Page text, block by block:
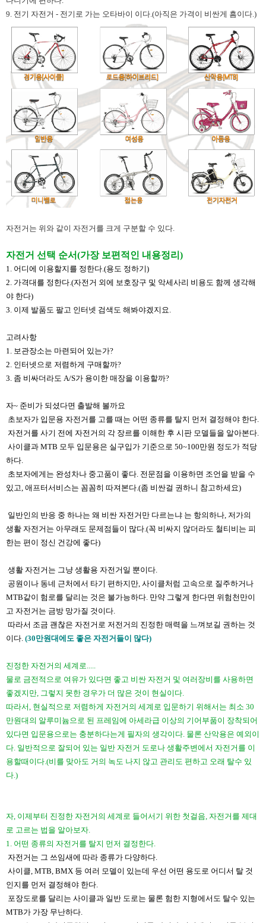
9. 전기 자전거 - 전기로 가는 오타바이 이다.(아직은 가격이 비싼게 흠이다.)
자전거는 위와 같이 자전거를 크게 구분할 수 있다.
자전거 선택 순서(가장 보편적인 내용정리)​
​1. 어디에 이용할지를 정한다.(용도 정하기)
2. 가격대를 정한다.(자전거 외에 보호장구 및 악세사리 비용도 함께 생각해
야 한다)
3. 이제 발품도 팔고 인터넷 검색도 해봐야겠지요.
고려사항
1. 보관장소는 마련되어 있는가?
2. 인터넷으로 저렴하게 구매할까?
​3. 좀 비싸더라도 A/S가 용이한 매장을 이용할까?
자~ 준비가 되셨다면 출발해 볼까요
초보자가 입문용 자전거를 고를 때는 어떤 종류를 탈지 먼저 결정해야 한다.
자전거를 사기 전에 자전거의 각 장르를 이해한 후 시판 모델들을 알아본다.
사이클과 MTB 모두 입문용은 실구입가 기준으로 50~100만원 정도가 적당
하다.
초보자에게는 완성차나 중고품이 좋다​. 전문점을 이용하면 조언을 받을 수
있고, 애프터서비스는 꼼꼼히 따져본다.(좀 비싼걸 권하니 참고하세요)
일반인의 반응 중 하나는 왜 비싼 자전거만 다르는냐 는 항의하나, 저가의
생활 자전거는 아무래도 문제점들이 많다.(꼭 비싸지 않더라도 철티비는 피
한는 편이 정신 건강에 좋다)
생활 자전거는 그냥 생활용 자전거일 뿐이다.
공원이나 동네 근처에서 타기 편하지만, 사이클처럼 고속으로 질주하거나
MTB같이 험로를 달리는 것은 불가능하다. 만약 그렇게 한다면 위험천만이
고 자전거는 금방 망가질 것이다.
따라서 조금 괜찮은 자전거로 저전거의 진정한 매력을 느껴보길 권하는 것
이다. (30만원대에도 좋은 자전거들이 많다)
진정한 자전거의 세계로.....
​물로 금전적으로 여유가 있다면 좋고 비싼 자전거 및 여러장비를 사용하면
좋겠지만, 그렇지 못한 경우가 더 많은 것이 현실이다.
따라서, 현실적으로 저렴하게 자전거의 세계로 입문하기 위해서는 최소 30
만원대의 알루미늄으로 된 프레임에 아세라급 이상의 기어부품이 장착되어
있다면 입문용으로는 충분하다는게 필자의 생각이다. 물론 산악용은 예외이
다. 일반적으로 잘되어 있는 일반 자전거 도로나 생활주변에서 자전거를 이
용할때이다.(비를 맞아도 거의 녹도 나지 않고 관리도 편하고 오래 탈수 있
다.)
자, 이제부터 진정한 자전거의 세계로 들어서기 위한 첫걸음, 자전거를 제대
로 고르는 법을 알아보자.
1. 어떤 종류의 자전거를 탈지 먼저 결정한다.
자전거는 그 쓰임새에 따라 종류가 다양하다.
사이클, MTB, BMX 등 여러 모델이 있는데 우선 어떤 용도로 어디서 탈 것
인지를 먼저 결정해야 한다.
포장도로를 달리는 사이클과 일반 도로는 물론 험한 지형에서도 탈수 있는
MTB가 가장 무난하다.